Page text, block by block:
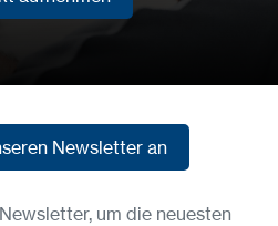
Newsletter an
um die neuesten